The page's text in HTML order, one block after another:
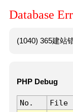
Database
(1040) 365建站
PHP Debug
No. File